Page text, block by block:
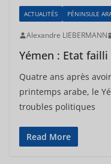
ACTUALITÉS PÉNINSULE
Alexandre LIEBERMANN
Yémen : Etat failli
Quatre ans après
printemps arabe, le
troubles politiques
Read More